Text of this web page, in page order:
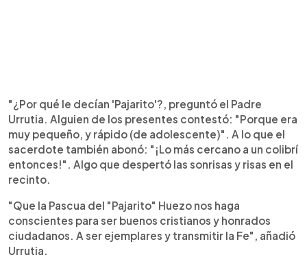
"¿Por qué le decían 'Pajarito'?, preguntó el Padre
Urrutia. Alguien de los presentes contestó: "Porque era
muy pequeño, y rápido (de adolescente)". A lo que el
sacerdote también abonó: "¡Lo más cercano a un colibrí
entonces!". Algo que despertó las sonrisas y risas en el
recinto.
"Que la Pascua del "Pajarito" Huezo nos haga
conscientes para ser buenos cristianos y honrados
ciudadanos. A ser ejemplares y transmitir la Fe", añadió
Urrutia.